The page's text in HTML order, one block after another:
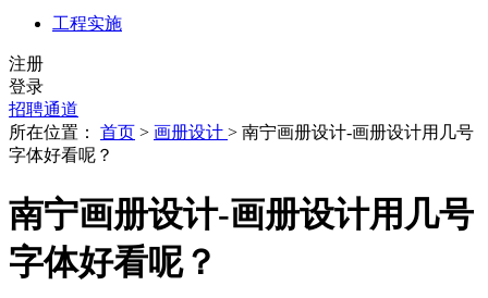
工程实施
注册
登录
招聘通道
所在位置： 首页 > 画册设计 > 南宁画册设计-画册设计用几号
字体好看呢？
南宁画册设计-画册设计用几号
字体好看呢？